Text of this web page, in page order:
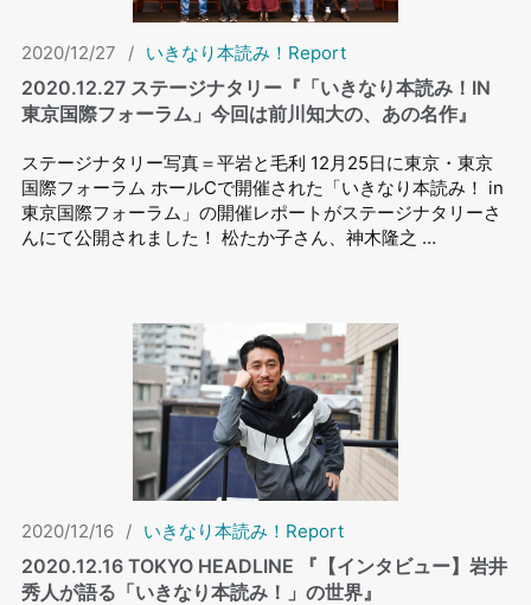
2020/12/27 / いきなり本読み！Report
2020.12.27 ステージナタリー『「いきなり本読み！IN
東京国際フォーラム」今回は前川知⼤の、あの名作』
ステージナタリー写真＝平岩と毛利 12月25日に東京・東京
国際フォーラム ホールCで開催された「いきなり本読み！ in
東京国際フォーラム」の開催レポートがステージナタリーさ
んにて公開されました！ 松たか子さん、神木隆之 …
2020/12/16 / いきなり本読み！Report
2020.12.16 TOKYO HEADLINE 『【インタビュー】岩井
秀⼈が語る「いきなり本読み！」の世界』